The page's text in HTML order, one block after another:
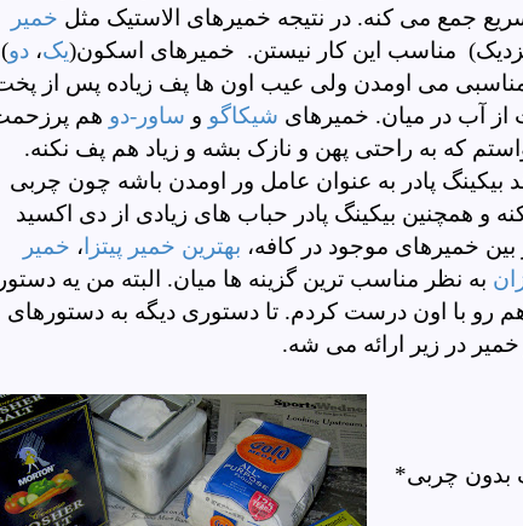
جمع می کنه. در نتیجه خمیرهای الاستیک مثل خمیر
نزدیک) مناسب این کار نیستن. خمیرهای اسکون(یک، دو
مناسبی می اومدن ولی عیب اون ها پف زیاده پس از
آب در میان. خمیرهای شیکاگو و ساور-دو هم
که به راحتی پهن و نازک بشه و زیاد هم پف نکنه.
بیکینگ پادر به عنوان عامل ور اومدن باشه چون چربی
و همچنین بیکینگ پادر حباب های زیادی از دی اکسید
بین خمیرهای موجود در کافه، بهترین خمیر پیتزا ، خمیر
به نظر مناسب ترین گزینه ها میان. البته من یه
رو با اون درست کردم. تا دستوری دیگه به دستورهای
در زیر ارائه می شه.
بدون چربی*